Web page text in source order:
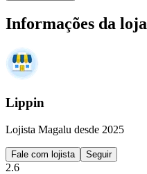
Informações da loja
Lippin
Lojista Magalu desde 2025
Fale com lojista Seguir
2.6